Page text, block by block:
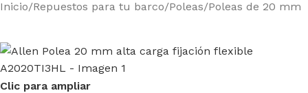
Inicio/Repuestos para tu barco/Poleas/Poleas de 20 mm
Clic para ampliar